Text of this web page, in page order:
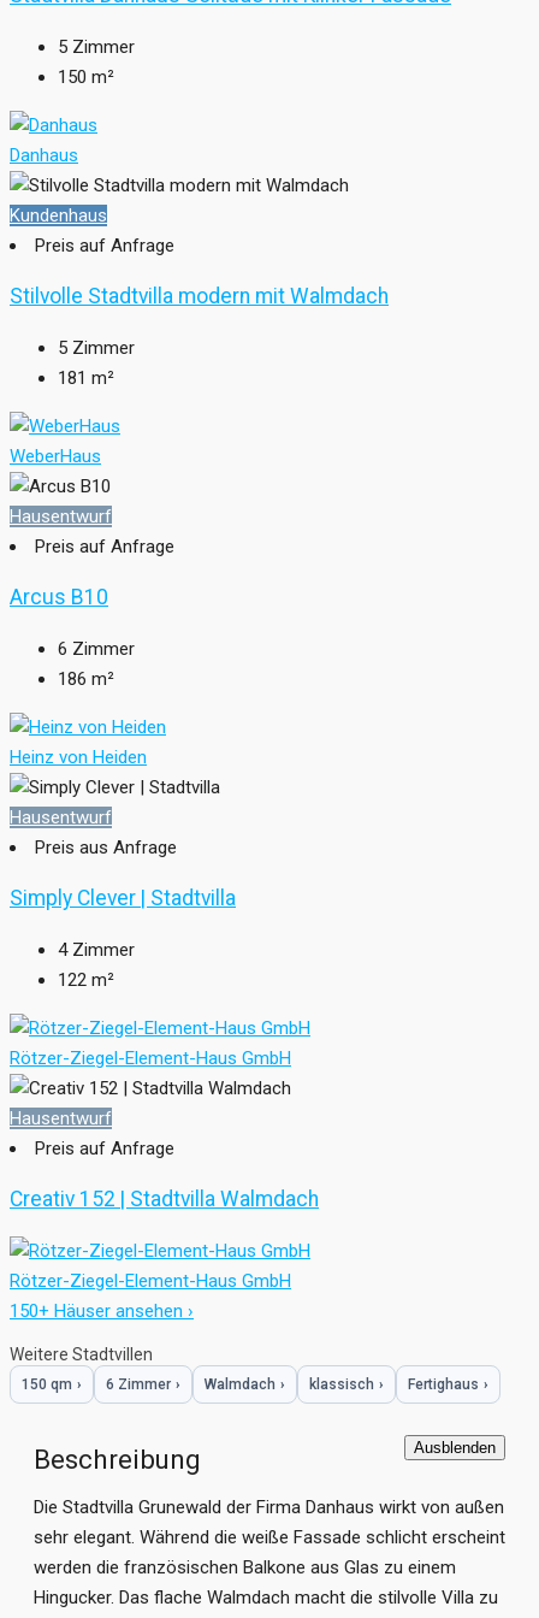
5 Zimmer
150 m²
Danhaus
Kundenhaus
Preis auf Anfrage
Stilvolle Stadtvilla modern mit Walmdach
5 Zimmer
181 m²
WeberHaus
Hausentwurf
Preis auf Anfrage
Arcus B10
6 Zimmer
186 m²
Heinz von Heiden
Hausentwurf
Preis aus Anfrage
Simply Clever | Stadtvilla
4 Zimmer
122 m²
Rötzer-Ziegel-Element-Haus GmbH
Hausentwurf
Preis auf Anfrage
Creativ 152 | Stadtvilla Walmdach
Rötzer-Ziegel-Element-Haus GmbH
150+ Häuser ansehen ›
Weitere Stadtvillen
150 qm › 6 Zimmer › Walmdach › klassisch › Fertighaus ›
Beschreibung Ausblenden
Die Stadtvilla Grunewald der Firma Danhaus wirkt von außen
sehr elegant. Während die weiße Fassade schlicht erscheint
werden die französischen Balkone aus Glas zu einem
Hingucker. Das flache Walmdach macht die stilvolle Villa zu